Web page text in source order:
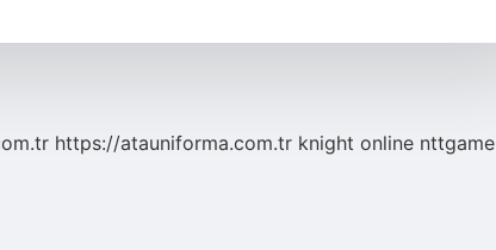
https://atauniforma.com.tr knight online nttgame